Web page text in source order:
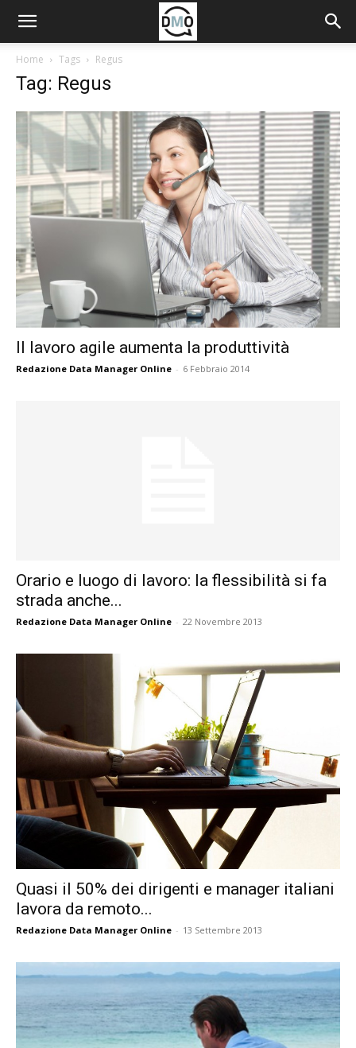
Home Tags Regus
Tag: Regus
Il lavoro agile aumenta la produttività
Redazione Data Manager Online - 6 Febbraio 2014
Orario e luogo di lavoro: la flessibilità si fa
strada anche...
Redazione Data Manager Online - 22 Novembre 2013
Quasi il 50% dei dirigenti e manager italiani
lavora da remoto...
Redazione Data Manager Online - 13 Settembre 2013